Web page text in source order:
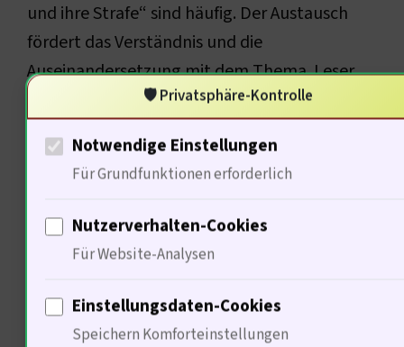
und ihre Strafe“ sind häufig. Der Austausch
fördert das Verständnis und die
Auseinandersetzung mit dem Thema. Leser
suchen nach vertieften Informationen und
Brücke zu mehr Wissen. Qualität und
Genauigkeit sind zentrale Anliegen der
Plattform.
Kontaktdaten
Herausgeber: Cui Wei Lu Yi Yuan / Mworld,
Changpingqu Beijing, 102206 Beijing, CHINA
🛡️ Privatsphäre-Kontrolle
Notwendige Einstellungen
Für Grundfunktionen erforderlich
Nutzerverhalten-Cookies
Für Website-Analysen
Einstellungsdaten-Cookies
Speichern Komforteinstellungen